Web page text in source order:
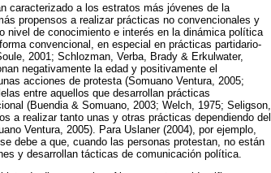
caracterizado a los estratos más jóvenes de la
propensos a realizar prácticas no convencionales y
nivel de conocimiento e interés en la dinámica política
convencional, en especial en prácticas partidario-
2001; Schlozman, Verba, Brady & Erkulwater,
negativamente la edad y positivamente el
acciones de protesta (Somuano Ventura, 2005;
entre aquellos que desarrollan prácticas
(Buendia & Somuano, 2003; Welch, 1975; Seligson,
a realizar tanto unas y otras prácticas dependiendo del
Ventura, 2005). Para Uslaner (2004), por ejemplo,
debe a que, cuando las personas protestan, no están
y desarrollan tácticas de comunicación política.